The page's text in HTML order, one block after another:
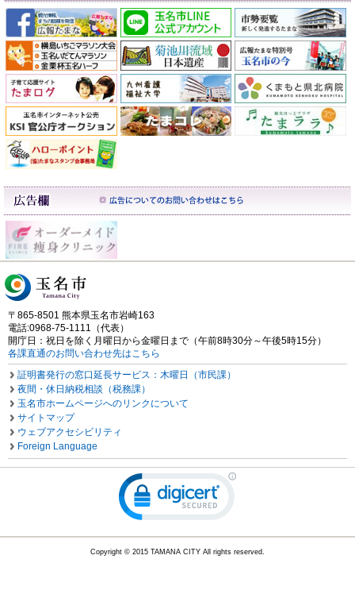
〒865-8501 熊本県玉名市岩崎163
電話:0968-75-1111（代表）
開庁日：祝日を除く月曜日から金曜日まで（午前8時30分～午後5時15分）
各課直通のお問い合わせ先はこちら
証明書発行の窓口延長サービス：木曜日（市民課）
夜間・休日納税相談（税務課）
玉名市ホームページへのリンクについて
サイトマップ
ウェブアクセシビリティ
Foreign Language
Copyright © 2015 TAMANA CITY All rights reserved.